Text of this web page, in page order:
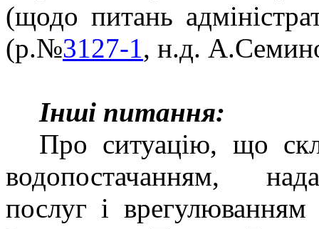
(щодо питань
(р.№3127-1, н.д.
Інші питання:
Про ситуацію, що
водопостачанням,
послуг і врегулюванням